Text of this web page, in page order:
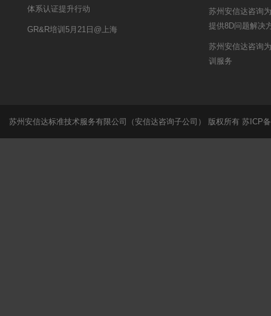
体系认证提升行动
GR&R培训5月21日@上海
苏州安信达咨询
提供8D问题解决
苏州安信达咨询
训服务
苏州安信达标准技术服务有限公司（安信达咨询子公司） 版权所有 苏ICP